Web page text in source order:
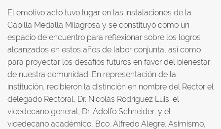
El emotivo acto tuvo lugar en las instalaciones de la
Capilla Medalla Milagrosa y se constituyó como un
espacio de encuentro para reflexionar sobre los logros
alcanzados en estos años de labor conjunta, así como
para proyectar los desafíos futuros en favor del bienestar
de nuestra comunidad. En representación de la
institución, recibieron la distinción en nombre del Rector el
delegado Rectoral, Dr. Nicolás Rodríguez Luis; el
vicedecano general, Dr. Adolfo Schneider; y el
vicedecano académico, Bco. Alfredo Alegre. Asimismo,